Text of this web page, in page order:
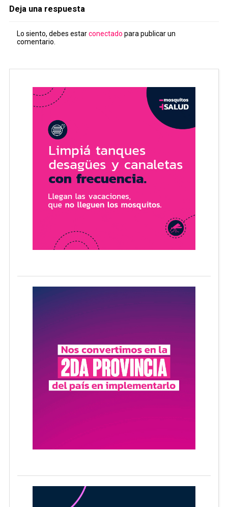
Deja una respuesta
Lo siento, debes estarconectado para publicar un
comentario.